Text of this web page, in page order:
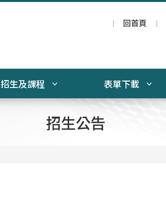
回首頁
招生及課程 表單下載
招生公告